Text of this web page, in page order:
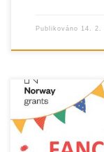
Publikováno 14. 2.